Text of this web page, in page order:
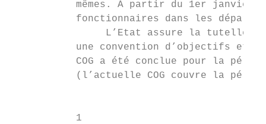
mêmes. A partir du 1er janvier
fonctionnaires dans les
L’Etat assure la tutelle
une convention d’objectifs et
COG a été conclue pour la
(l’actuelle COG couvre la
           1